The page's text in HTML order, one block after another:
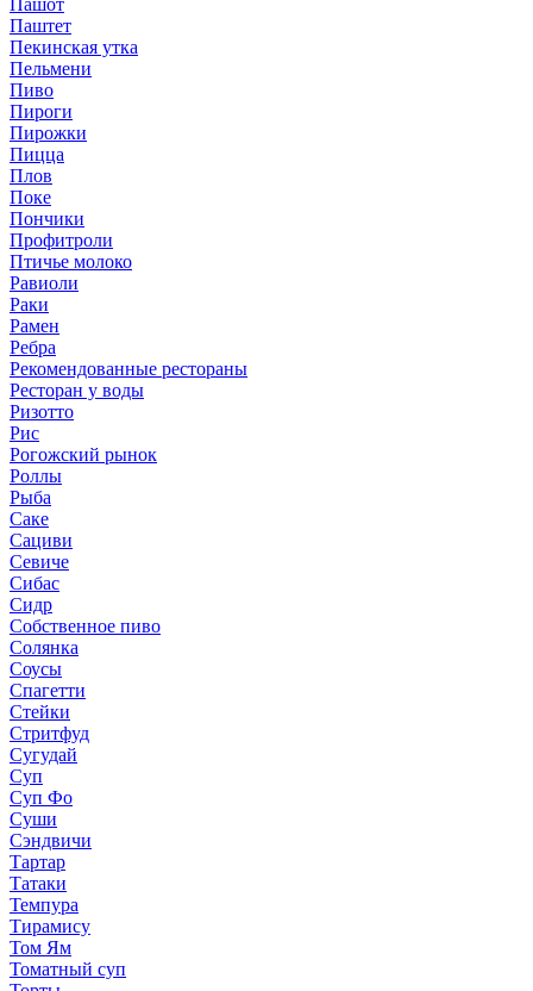
Паштет
Пекинская утка
Пельмени
Пиво
Пироги
Пирожки
Пицца
Плов
Поке
Пончики
Профитроли
Птичье молоко
Равиоли
Раки
Рамен
Ребра
Рекомендованные рестораны
Ресторан у воды
Ризотто
Рис
Рогожский рынок
Роллы
Рыба
Саке
Сациви
Севиче
Сибас
Сидр
Собственное пиво
Солянка
Соусы
Спагетти
Стейки
Стритфуд
Сугудай
Суп
Суп Фо
Суши
Сэндвичи
Тартар
Татаки
Темпура
Тирамису
Том Ям
Томатный суп